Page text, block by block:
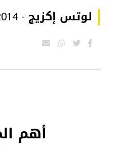
لوتس إكزيج - 2014
أهم